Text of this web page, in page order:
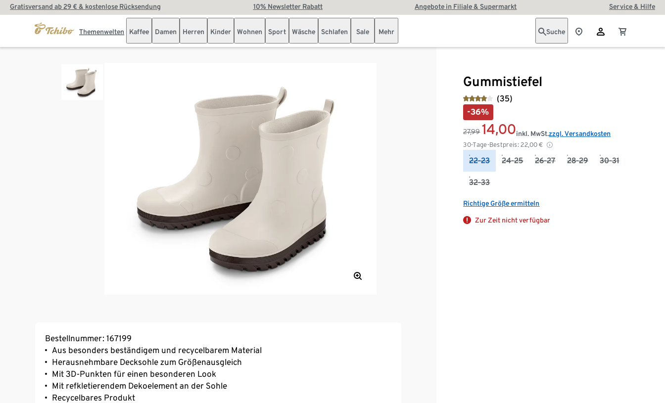
Gratisversand ab 29 € & kostenlose Rücksendung 10% Newsletter Rabatt Angebote in Filiale & Supermarkt Service & Hilfe
Themenwelten Kaffee Damen Herren Kinder Wohnen Sport Wäsche Schlafen Sale Mehr Suche
Gummistiefel
(35)
-36%
27,99 14,00
30-Tage-Bestpreis: 22,00 €
inkl. MwSt.zzgl. Versandkosten
22-23 24-25 26-27 28-29 30-31
32-33
Richtige Größe ermitteln
Zur Zeit nicht verfügbar
Bestellnummer: 167199
Aus besonders beständigem und recycelbarem Material
Herausnehmbare Decksohle zum Größenausgleich
Mit 3D-Punkten für einen besonderen Look
Mit refkletierendem Dekoelement an der Sohle
Recycelbares Produkt